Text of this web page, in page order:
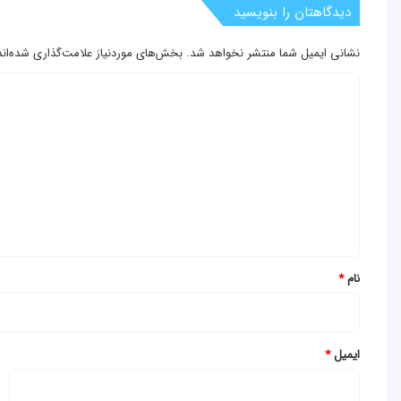
دیدگاهتان را بنویسید
نشانی ایمیل شما منتشر نخواهد شد. بخش‌های موردنیاز علامت‌گذاری
نام*
ایمیل*